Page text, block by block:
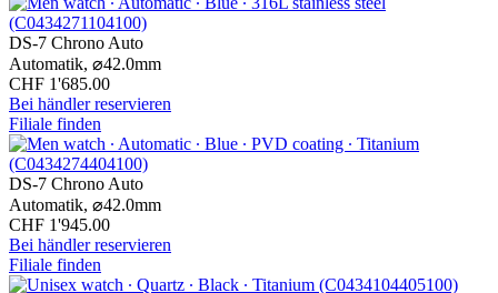
DS-7 Chrono Auto
Automatik, ⌀42.0mm
CHF 1'685.00
Bei händler reservieren
Filiale finden
DS-7 Chrono Auto
Automatik, ⌀42.0mm
CHF 1'945.00
Bei händler reservieren
Filiale finden